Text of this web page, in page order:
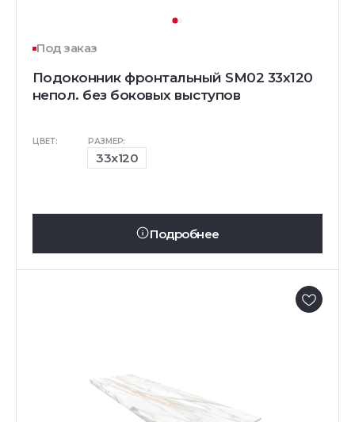
Под заказ
Подоконник фронтальный SM02 33х120
непол. без боковых выступов
ЦВЕТ: РАЗМЕР:
33x120
Подробнее